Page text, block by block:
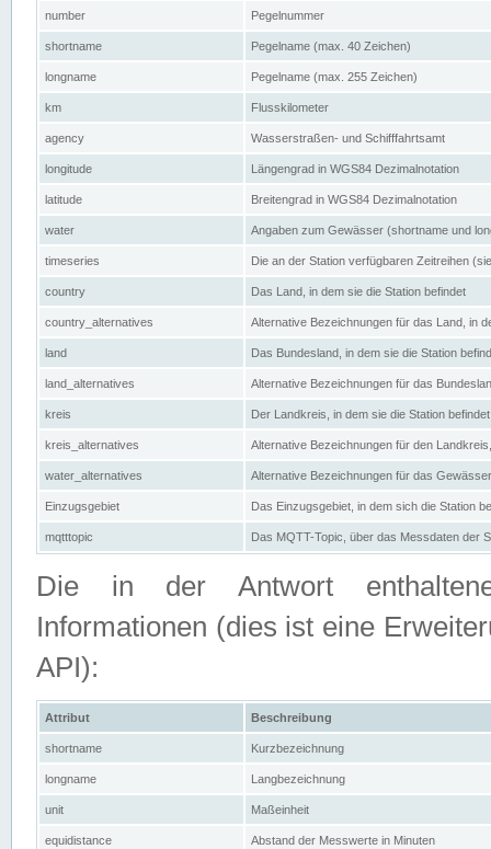
number Pegelnummer
shortname Pegelname (max. 40 Zeichen)
longname Pegelname (max. 255 Zeichen)
km Flusskilometer
agency Wasserstraßen- und Schifffahrtsamt
longitude Längengrad in WGS84 Dezimalnotation
latitude Breitengrad in WGS84 Dezimalnotation
water Angaben zum Gewässer (shortname und
timeseries Die an der Station verfügbaren Zeitreihen
country Das Land, in dem sie die Station befindet
country_alternatives Alternative Bezeichnungen für das Land, in
land Das Bundesland, in dem sie die Station
land_alternatives Alternative Bezeichnungen für das
kreis Der Landkreis, in dem sie die Station befindet
kreis_alternatives Alternative Bezeichnungen für den
water_alternatives Alternative Bezeichnungen für das
Einzugsgebiet Das Einzugsgebiet, in dem sich die Station
mqtttopic Das MQTT-Topic, über das Messdaten der
Die in der Antwort
Informationen (dies ist eine
API):
Attribut Beschreibung
shortname Kurzbezeichnung
longname Langbezeichnung
unit Maßeinheit
equidistance Abstand der Messwerte in Minuten